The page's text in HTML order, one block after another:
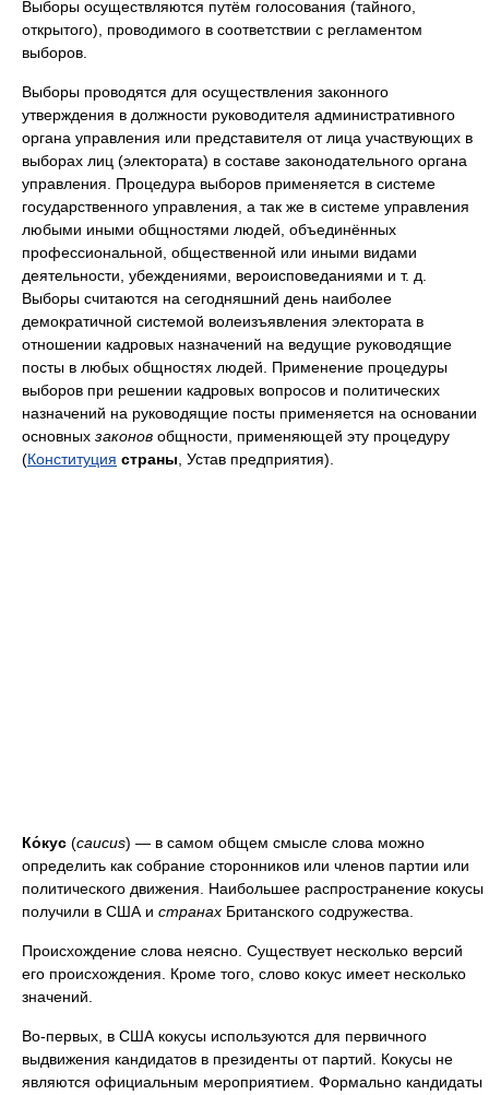
Выборы осуществляются путём голосования (тайного,
открытого), проводимого в соответствии с регламентом
выборов.
Выборы проводятся для осуществления законного
утверждения в должности руководителя административного
органа управления или представителя от лица участвующих в
выборах лиц (электората) в составе законодательного органа
управления. Процедура выборов применяется в системе
государственного управления, а так же в системе управления
любыми иными общностями людей, объединённых
профессиональной, общественной или иными видами
деятельности, убеждениями, вероисповеданиями и т. д.
Выборы считаются на сегодняшний день наиболее
демократичной системой волеизъявления электората в
отношении кадровых назначений на ведущие руководящие
посты в любых общностях людей. Применение процедуры
выборов при решении кадровых вопросов и политических
назначений на руководящие посты применяется на основании
основных законов общности, применяющей эту процедуру
(Конституция страны , Устав предприятия).
Ко́кус (caucus) — в самом общем смысле слова можно
определить как собрание сторонников или членов партии или
политического движения. Наибольшее распространение кокусы
получили в США и странах Британского содружества.
Происхождение слова неясно. Существует несколько версий
его происхождения. Кроме того, слово кокус имеет несколько
значений.
Во-первых, в США кокусы используются для первичного
выдвижения кандидатов в президенты от партий. Кокусы не
являются официальным мероприятием. Формально кандидаты